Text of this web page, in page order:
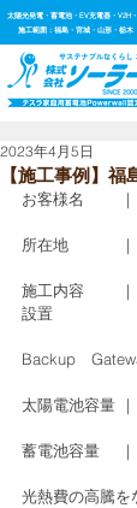
太陽光発電・蓄電池・EV充電器・V2H
施工範囲：福島・宮城・山形・栃
【施工事例】
2023年4月5日
お客様名　　
所在地　　　
施工内容　　
設置
Backup　
太陽電池容量
蓄電池容量　
光熱費の高騰を